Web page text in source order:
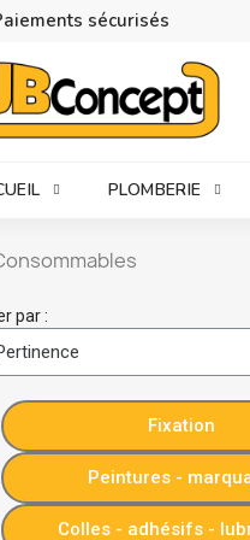
sécurisés
PLOMBERIE
par :
Fixation
Peintures -
Colles - adhésifs -